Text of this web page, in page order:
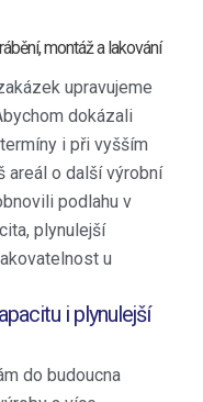
montáž a lakování
upravujeme
dokázali
i při vyšším
areál o další výrobní
podlahu v
plynulejší
u
i plynulejší
do budoucna